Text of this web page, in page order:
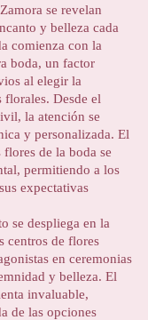
se revelan
y belleza cada
comienza con la
boda, un factor
al elegir la
florales. Desde el
la atención se
y personalizada. El
de la boda se
permitiendo a los
expectativas
se despliega en la
centros de flores
en ceremonias
y belleza. El
invaluable,
de las opciones